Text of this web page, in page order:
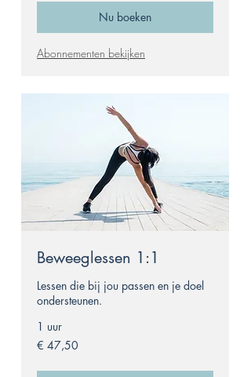
Nu boeken
Abonnementen bekijken
Beweeglessen 1:1
Lessen die bij jou passen en je doel
ondersteunen.
1 uur
47,50
euro
€ 47,50